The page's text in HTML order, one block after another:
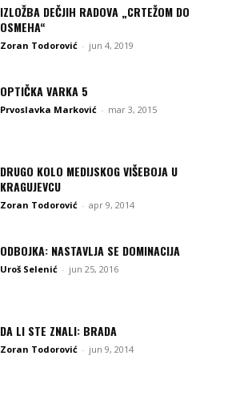
IZLOŽBA DEČJIH RADOVA „CRTEŽOM DO
OSMEHA“
Zoran Todorović - jun 4, 2019
OPTIČKA VARKA 5
Prvoslavka Marković - mar 3, 2015
DRUGO KOLO MEDIJSKOG VIŠEBOJA U
KRAGUJEVCU
Zoran Todorović - apr 9, 2014
ODBOJKA: NASTAVLJA SE DOMINACIJA
Uroš Selenić - jun 25, 2016
DA LI STE ZNALI: BRADA
Zoran Todorović - jun 9, 2014